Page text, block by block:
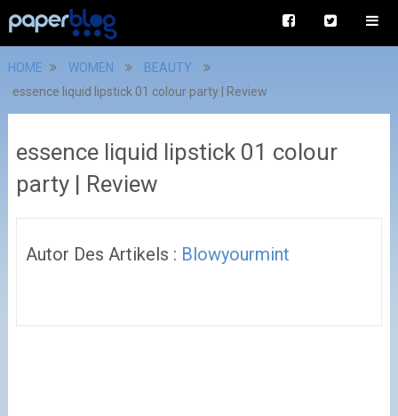
HOME WOMEN
BEAUTY
essence liquid lipstick 01 colour party | Review
essence liquid lipstick 01 colour
party | Review
Autor Des Artikels : Blowyourmint